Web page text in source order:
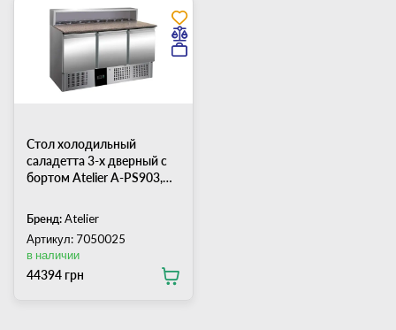
Стол холодильный
саладетта 3-х дверный с
бортом Atelier А-PS903,
Бренд:Atelier
Артикул: 7050025
44394 грн
в наличии